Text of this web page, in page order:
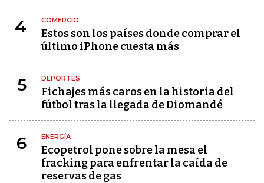
4 COMERCIO
Estos son los países donde comprar el
último iPhone cuesta más
5 DEPORTES
Fichajes más caros en la historia del
fútbol tras la llegada de Diomandé
6 ENERGÍA
Ecopetrol pone sobre la mesa el
fracking para enfrentar la caída de
reservas de gas